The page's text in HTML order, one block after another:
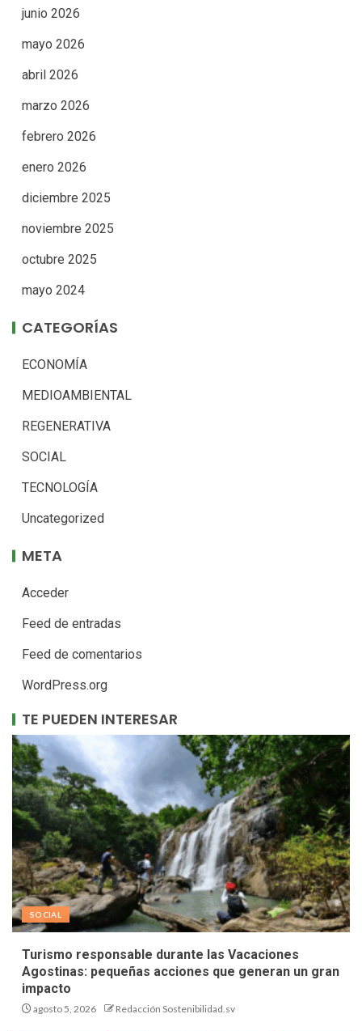
junio 2026
mayo 2026
abril 2026
marzo 2026
febrero 2026
enero 2026
diciembre 2025
noviembre 2025
octubre 2025
mayo 2024
CATEGORÍAS
ECONOMÍA
MEDIOAMBIENTAL
REGENERATIVA
SOCIAL
TECNOLOGÍA
Uncategorized
META
Acceder
Feed de entradas
Feed de comentarios
WordPress.org
TE PUEDEN INTERESAR
SOCIAL
Turismo responsable durante las Vacaciones
Agostinas: pequeñas acciones que generan un gran
impacto
agosto 5, 2026 Redacción Sostenibilidad.sv